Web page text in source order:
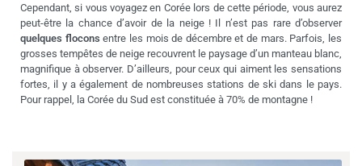
Cependant, si vous voyagez en Corée lors de cette période, vous aurez
peut-être la chance d’avoir de la neige ! Il n’est pas rare d’observer
quelques flocons entre les mois de décembre et de mars. Parfois, les
grosses tempêtes de neige recouvrent le paysage d’un manteau blanc,
magnifique à observer. D’ailleurs, pour ceux qui aiment les sensations
fortes, il y a également de nombreuses stations de ski dans le pays.
Pour rappel, la Corée du Sud est constituée à 70% de montagne !